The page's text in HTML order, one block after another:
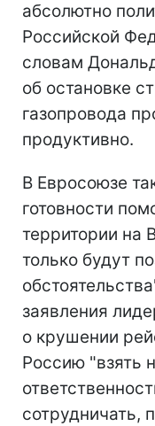
абсолютно
Российской
словам
об остановке
газопровода
продуктивно.
В Евросоюзе
готовности
территории на
только будут
заявления
о крушении
Россию "взять
сотрудничать,